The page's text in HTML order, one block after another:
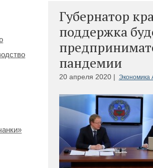
Губернатор
поддержка
пандемии
20 апреля 2020 | Экономика